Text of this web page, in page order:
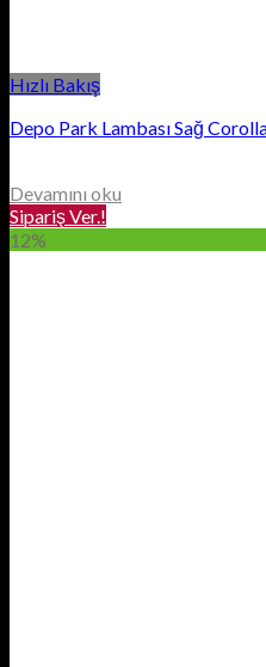
Hızlı Bakış
Depo Park Lambası Sağ
Devamını oku
Sipariş Ver.!
12%